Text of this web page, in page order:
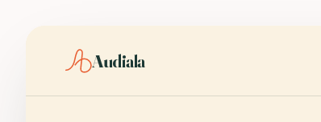
Audiala